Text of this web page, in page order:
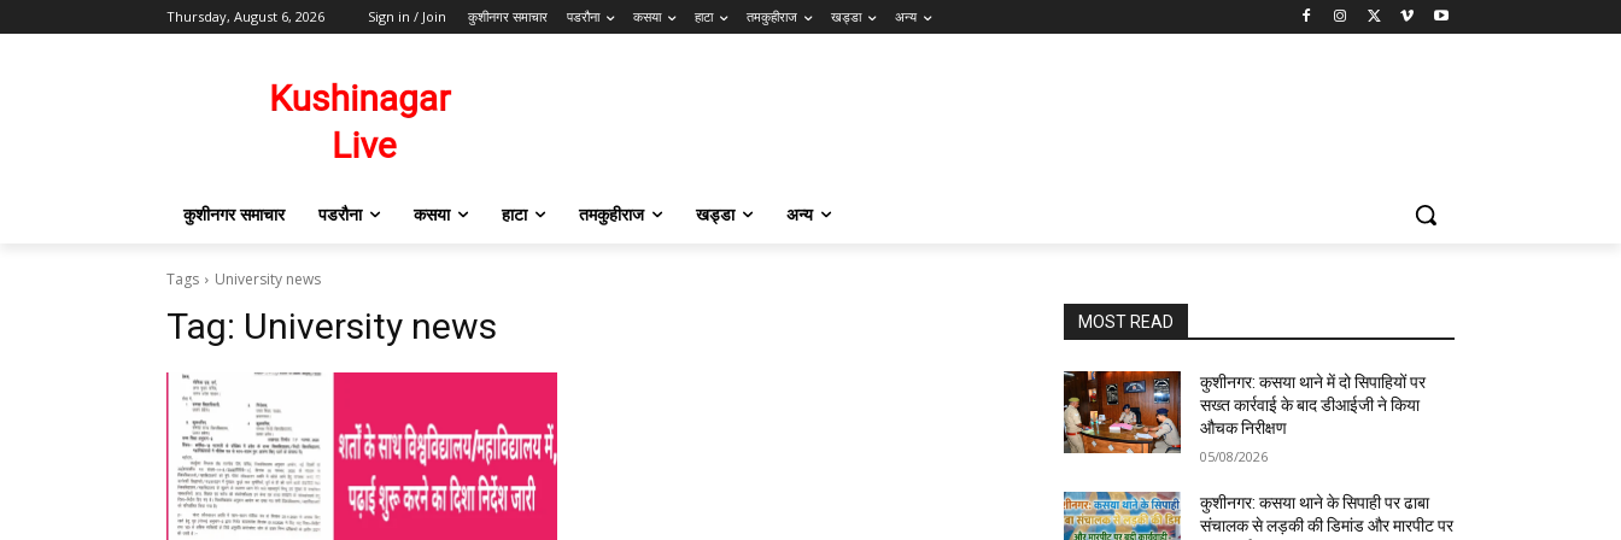
Thursday, August 6, 2026 Sign in / Join कुशीनगर समाचार पडरौना कसया हाटा तमकुहीराज खड्डा अन्य
कुशीनगर समाचार पडरौना कसया हाटा तमकुहीराज खड्डा अन्य
Tags University news
Tag: University news MOST READ
कुशीनगर: कसया थाने में दो सिपाहियों पर
सख्त कार्रवाई के बाद डीआईजी ने किया
औचक निरीक्षण
05/08/2026
कुशीनगर: कसया थाने के सिपाही पर ढाबा
संचालक से लड़की की डिमांड और मारपीट पर